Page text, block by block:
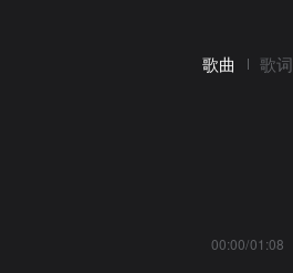
歌曲 歌词
00:00/01:08